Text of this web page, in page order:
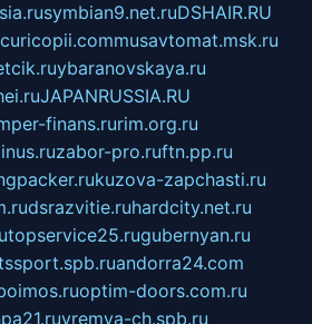
symbian9.net.ruDSHAIR.RU
musavtomat.msk.ru
ybaranovskaya.ru
JAPANRUSSIA.RU
finans.rurim.org.ru
zabor-pro.ruftn.pp.ru
kuzova-zapchasti.ru
dsrazvitie.ruhardcity.net.ru
topservice25.rugubernyan.ru
andorra24.com
optim-doors.com.ru
vremya-ch.spb.ru